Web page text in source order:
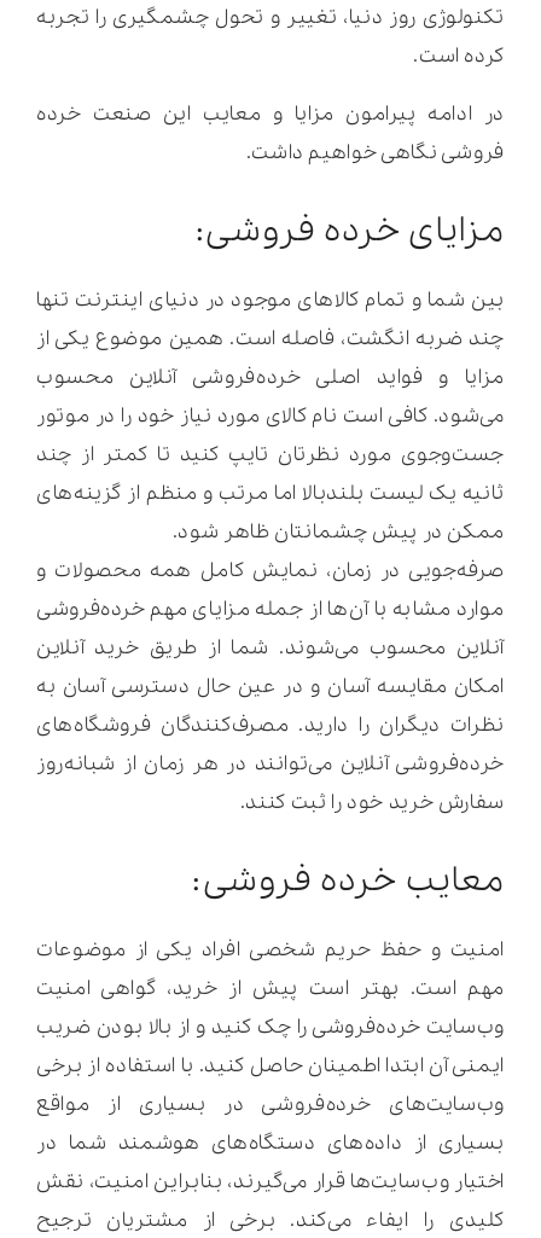
تکنولوژی روز دنیا، تغییر و تحول چشمگیری را تجربه
کرده است.
در ادامه پیرامون مزایا و معایب این صنعت خرده
فروشی نگاهی خواهیم داشت.
مزایای خرده فروشی:
بین شما و تمام کالاهای موجود در دنیای اینترنت تنها
چند ضربه انگشت، فاصله است. همین موضوع یکی از
مزایا و فواید اصلی خرده‌فروشی آنلاین محسوب
می‌شود. کافی است نام کالای مورد نیاز خود را در موتور
جست‌وجوی مورد نظرتان تایپ کنید تا کمتر از چند
ثانیه یک لیست بلندبالا اما مرتب و منظم از گزینه‌های
ممکن در پیش چشمانتان ظاهر شود.
صرفه‌جویی در زمان، نمایش کامل همه محصولات و
موارد مشابه با آن‌ها از جمله مزایای مهم خرده‌فروشی
آنلاین محسوب می‌شوند. شما از طریق خرید آنلاین
امکان مقایسه آسان و در عین حال دسترسی آسان به
نظرات دیگران را دارید. مصرف‌کنندگان فروشگاه‌های
خرده‌فروشی آنلاین می‌توانند در هر زمان از شبانه‌روز
سفارش خرید خود را ثبت کنند.
معایب خرده فروشی:
امنیت و حفظ حریم شخصی افراد یکی از موضوعات
مهم است. بهتر است پیش از خرید، گواهی امنیت
وب‌سایت خرده‌فروشی را چک کنید و از بالا بودن ضریب
ایمنی آن ابتدا اطمینان حاصل کنید. با استفاده از برخی
وب‌سایت‌های خرده‌فروشی در بسیاری از مواقع
بسیاری از داده‌های دستگاه‌های هوشمند شما در
اختیار وب‌سایت‌ها قرار می‌گیرند، بنابراین امنیت، نقش
کلیدی را ایفاء می‌کند. برخی از مشتریان ترجیح